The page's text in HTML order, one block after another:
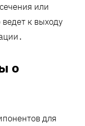
или
к выходу
о